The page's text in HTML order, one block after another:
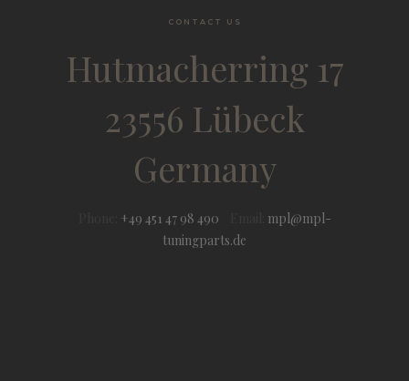
CONTACT US
Hutmacherring 17
23556 Lübeck
Germany
+49 451 47 98 490
mpl@mpl-
tuningparts.de